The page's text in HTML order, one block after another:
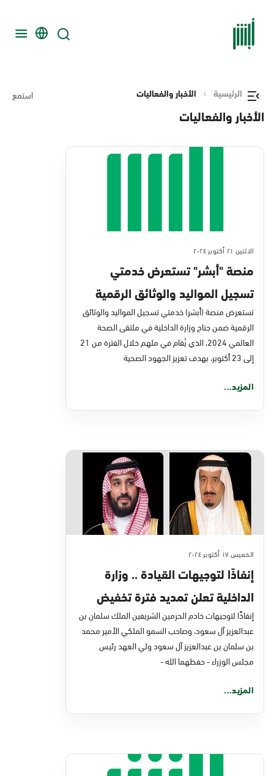
الرئيسية الأخبار والفعاليات استمع
الأخبار والفعاليات
الاثنين ٢١ أكتوبر ٢٠٢٤
منصة "أبشر" تستعرض خدمتي
تسجيل المواليد والوثائق الرقمية
في ملتقى الصحة العالمي 2024
تستعرض منصة (أبشر) خدمتي تسجيل المواليد والوثائق
الرقمية ضمن جناح وزارة الداخلية في ملتقى الصحة
العالمي 2024، الذي يُقام في ملهم خلال الفترة من 21
إلى 23 أكتوبر، بهدف تعزيز الجهود الصحية
المزيد...
الخميس ١٧ أكتوبر ٢٠٢٤
إنفاذًا لتوجيهات القيادة .. وزارة
الداخلية تعلن تمديد فترة تخفيض
سداد غرامات المخالفات المرورية
المتراكمة على مرتكبيها
إنفاذًا لتوجيهات خادم الحرمين الشريفين الملك سلمان بن
عبدالعزيز آل سعود، وصاحب السمو الملكي الأمير محمد
بن سلمان بن عبدالعزيز آل سعود ولي العهد رئيس
مجلس الوزراء - حفظهما الله -
المزيد...